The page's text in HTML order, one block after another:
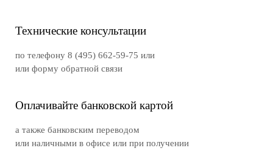
Технические консультации
по телефону 8 (495) 662-59-75 или
или форму обратной связи
Оплачивайте банковской картой
а также банковским переводом
или наличными в офисе или при получении